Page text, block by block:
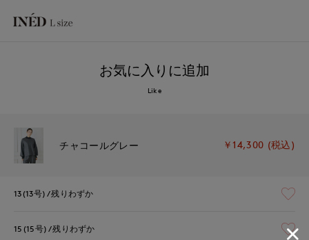
お気に入りに追加
Like
チャコールグレー ￥14,300 (税込)
13(13号) 残りわずか
15(15号) 残りわずか